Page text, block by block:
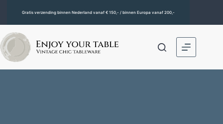
Gratis verzending binnen Nederland vanaf € 150,- / binnen Europa vanaf 200,-